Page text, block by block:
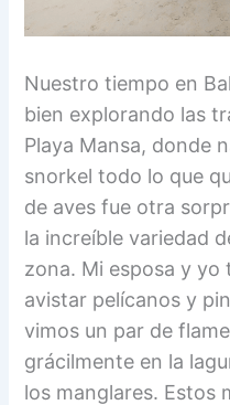
Nuestro tiempo en
bien explorando las
Playa Mansa, donde
snorkel todo lo que
de aves fue otra
la increíble variedad
zona. Mi esposa y yo
avistar pelícanos y
vimos un par de
grácilmente en la
los manglares. Estos